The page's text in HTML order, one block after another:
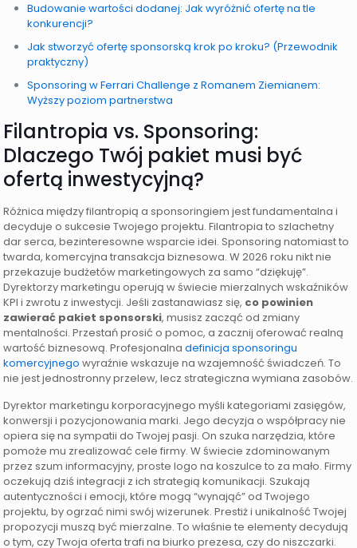
Budowanie wartości dodanej: Jak wyróżnić ofertę na tle
konkurencji?
Jak stworzyć ofertę sponsorską krok po kroku? (Przewodnik
praktyczny)
Sponsoring w Ferrari Challenge z Romanem Ziemianem:
Wyższy poziom partnerstwa
Filantropia vs. Sponsoring:
Dlaczego Twój pakiet musi być
ofertą inwestycyjną?
Różnica między filantropią a sponsoringiem jest fundamentalna i
decyduje o sukcesie Twojego projektu. Filantropia to szlachetny
dar serca, bezinteresowne wsparcie idei. Sponsoring natomiast to
twarda, komercyjna transakcja biznesowa. W 2026 roku nikt nie
przekazuje budżetów marketingowych za samo “dziękuję”.
Dyrektorzy marketingu operują w świecie mierzalnych wskaźników
KPI i zwrotu z inwestycji. Jeśli zastanawiasz się, co powinien
zawierać pakiet sponsorski, musisz zacząć od zmiany
mentalności. Przestań prosić o pomoc, a zacznij oferować realną
wartość biznesową. Profesjonalnadefinicja sponsoringu
komercyjnego wyraźnie wskazuje na wzajemność świadczeń. To
nie jest jednostronny przelew, lecz strategiczna wymiana zasobów.
Dyrektor marketingu korporacyjnego myśli kategoriami zasięgów,
konwersji i pozycjonowania marki. Jego decyzja o współpracy nie
opiera się na sympatii do Twojej pasji. On szuka narzędzia, które
pomoże mu zrealizować cele firmy. W świecie zdominowanym
przez szum informacyjny, proste logo na koszulce to za mało. Firmy
oczekują dziś integracji z ich strategią komunikacji. Szukają
autentyczności i emocji, które mogą “wynająć” od Twojego
projektu, by ogrzać nimi swój wizerunek. Prestiż i unikalność Twojej
propozycji muszą być mierzalne. To właśnie te elementy decydują
o tym, czy Twoja oferta trafi na biurko prezesa, czy do niszczarki.